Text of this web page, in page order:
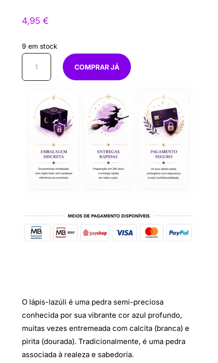
4,95 €
9 em stock
Quantidade
rolado
COMPRAR JÁ
O lápis-lazúli é uma pedra semi-preciosa
conhecida por sua vibrante cor azul profundo,
muitas vezes entremeada com calcita (branca) e
pirita (dourada). Tradicionalmente, é uma pedra
associada à realeza e sabedoria.